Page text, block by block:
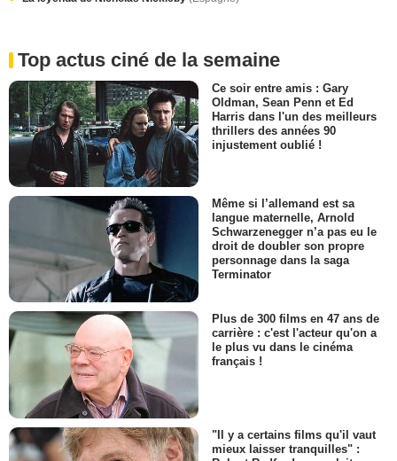
Top actus ciné de la semaine
Ce soir entre amis : Gary
Oldman, Sean Penn et Ed
Harris dans l'un des meilleurs
thrillers des années 90
injustement oublié !
Même si l’allemand est sa
langue maternelle, Arnold
Schwarzenegger n’a pas eu le
droit de doubler son propre
personnage dans la saga
Terminator
Plus de 300 films en 47 ans de
carrière : c'est l'acteur qu'on a
le plus vu dans le cinéma
français !
"Il y a certains films qu'il vaut
mieux laisser tranquilles" :